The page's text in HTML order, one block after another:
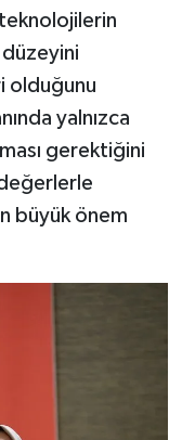
olduğunu
yalnızca
gerektiğini
büyük önem